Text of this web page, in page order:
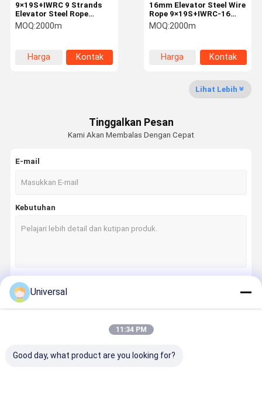
16mm Elevator Steel Wire
Rope 9×19S+IWRC-16
Traction Rope
Mechanical
MOQ:2000m
Harga
Kontak
9×19S+IWRC 9 Strands
Elevator Steel Rope
Elevator Industry 19mm
MOQ:2000m
Harga
Kontak
Lihat Lebih
Tinggalkan Pesan
Kami Akan Membalas Dengan Cepat
E-mail
Kebutuhan
Universal
11:34 PM
Good day, what product are you looking for?